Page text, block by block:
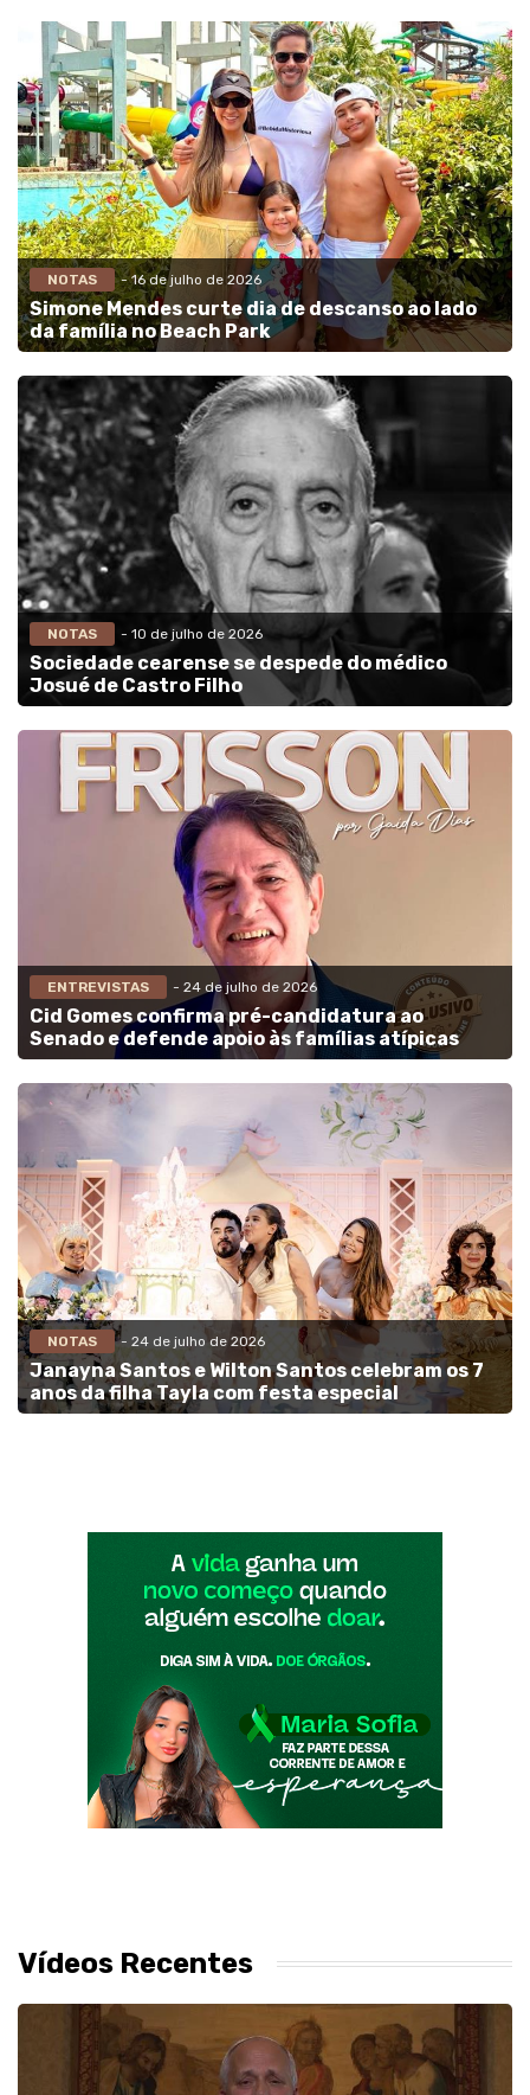
NOTAS - 16 de julho de 2026
Simone Mendes curte dia de descanso ao lado
da família no Beach Park
NOTAS - 10 de julho de 2026
Sociedade cearense se despede do médico
Josué de Castro Filho
ENTREVISTAS - 24 de julho de 2026
Cid Gomes confirma pré-candidatura ao
Senado e defende apoio às famílias atípicas
NOTAS - 24 de julho de 2026
Janayna Santos e Wilton Santos celebram os 7
anos da filha Tayla com festa especial
Vídeos Recentes